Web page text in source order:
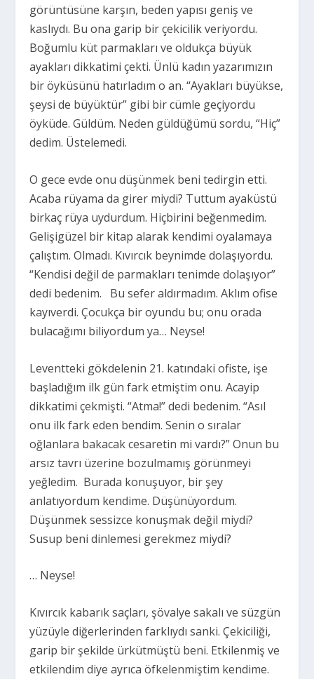
görüntüsüne karşın, beden yapısı geniş ve
kaslıydı. Bu ona garip bir çekicilik veriyordu.
Boğumlu küt parmakları ve oldukça büyük
ayakları dikkatimi çekti. Ünlü kadın yazarımızın
bir öyküsünü hatırladım o an. “Ayakları büyükse,
şeysi de büyüktür” gibi bir cümle geçiyordu
öyküde. Güldüm. Neden güldüğümü sordu, “Hiç”
dedim. Üstelemedi.
O gece evde onu düşünmek beni tedirgin etti.
Acaba rüyama da girer miydi? Tuttum ayaküstü
birkaç rüya uydurdum. Hiçbirini beğenmedim.
Gelişigüzel bir kitap alarak kendimi oyalamaya
çalıştım. Olmadı. Kıvırcık beynimde dolaşıyordu.
“Kendisi değil de parmakları tenimde dolaşıyor”
dedi bedenim. Bu sefer aldırmadım. Aklım ofise
kayıverdi. Çocukça bir oyundu bu; onu orada
bulacağımı biliyordum ya… Neyse!
Leventteki gökdelenin 21. katındaki ofiste, işe
başladığım ilk gün fark etmiştim onu. Acayip
dikkatimi çekmişti. “Atma!” dedi bedenim. “Asıl
onu ilk fark eden bendim. Senin o sıralar
oğlanlara bakacak cesaretin mi vardı?” Onun bu
arsız tavrı üzerine bozulmamış görünmeyi
yeğledim. Burada konuşuyor, bir şey
anlatıyordum kendime. Düşünüyordum.
Düşünmek sessizce konuşmak değil miydi?
Susup beni dinlemesi gerekmez miydi?
… Neyse!
Kıvırcık kabarık saçları, şövalye sakalı ve süzgün
yüzüyle diğerlerinden farklıydı sanki. Çekiciliği,
garip bir şekilde ürkütmüştü beni. Etkilenmiş ve
etkilendim diye ayrıca öfkelenmiştim kendime.